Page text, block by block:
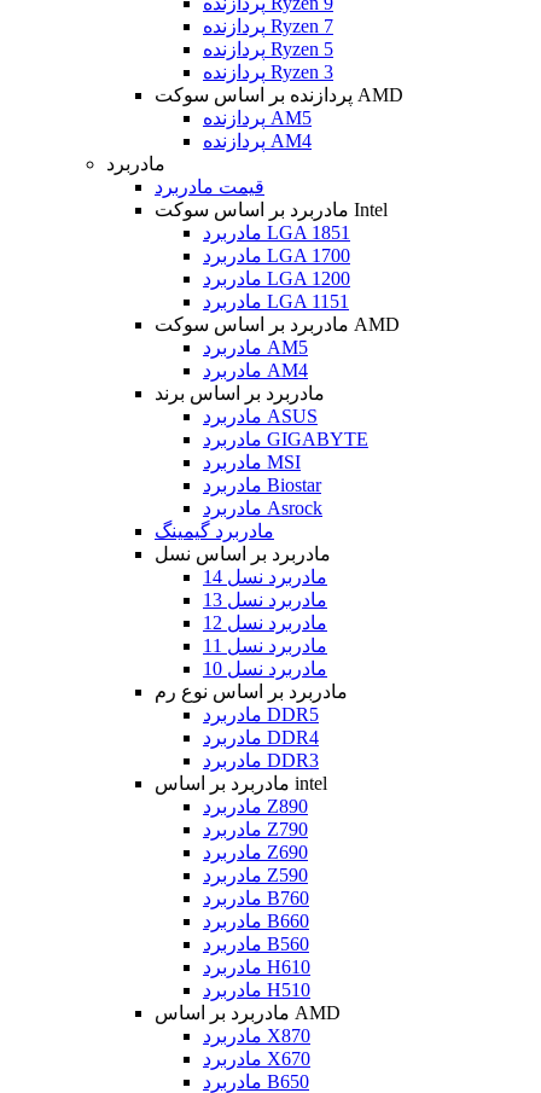
پردازنده Ryzen 7
پردازنده Ryzen 5
پردازنده Ryzen 3
پردازنده بر اساس سوکت AMD
پردازنده AM5
پردازنده AM4
مادربرد
قیمت مادربرد
مادربرد بر اساس سوکت Intel
مادربرد LGA 1851
مادربرد LGA 1700
مادربرد LGA 1200
مادربرد LGA 1151
مادربرد بر اساس سوکت AMD
مادربرد AM5
مادربرد AM4
مادربرد بر اساس برند
مادربرد ASUS
مادربرد GIGABYTE
مادربرد MSI
مادربرد Biostar
مادربرد Asrock
مادربرد گیمینگ
مادربرد بر اساس نسل
مادربرد نسل 14
مادربرد نسل 13
مادربرد نسل 12
مادربرد نسل 11
مادربرد نسل 10
مادربرد بر اساس نوع رم
مادربرد DDR5
مادربرد DDR4
مادربرد DDR3
مادربرد بر اساس intel
مادربرد Z890
مادربرد Z790
مادربرد Z690
مادربرد Z590
مادربرد B760
مادربرد B660
مادربرد B560
مادربرد H610
مادربرد H510
مادربرد بر اساس AMD
مادربرد X870
مادربرد X670
مادربرد B650